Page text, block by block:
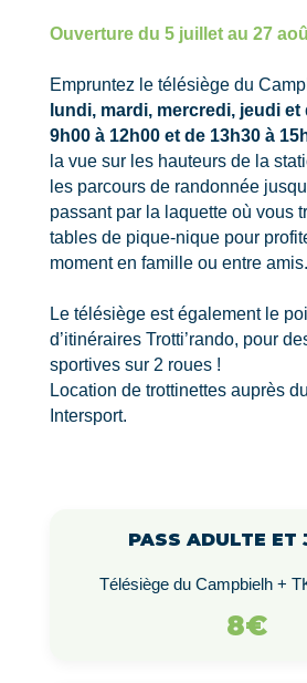
Ouverture du 5 juillet au 27
Empruntez le télésiège du
lundi, mardi, mercredi, jeudi
9h00 à 12h00 et de 13h30 à
la vue sur les hauteurs de la
les parcours de randonnée
passant par la laquette où vous
tables de pique-nique pour
moment en famille ou entre amis.
Le télésiège est également le
d’itinéraires Trotti’rando, pour
sportives sur 2 roues !
Location de trottinettes auprès
Intersport.
PASS ADULTE ET
Télésiège du Campbielh +
8€